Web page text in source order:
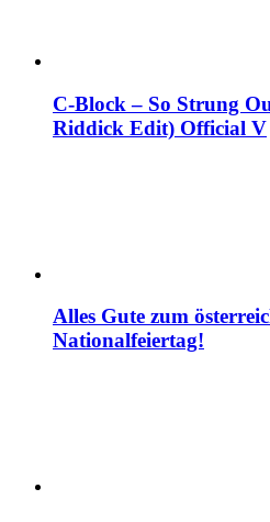
C-Block – So Strung
Riddick Edit) Official V
Alles Gute zum
Nationalfeiertag!